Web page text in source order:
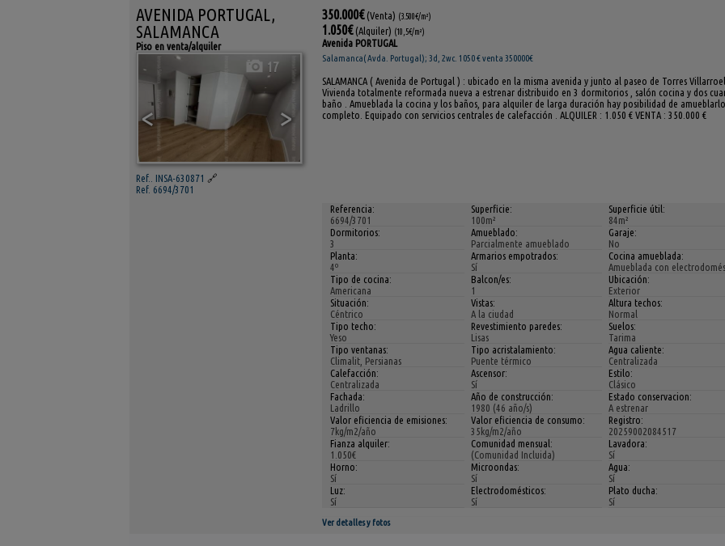
AVENIDA PORTUGAL,
SALAMANCA
Piso en venta/alquiler
< >
17
Ref.. INSA-630871 🔗
Ref. 6694/3701
350.000€ (Venta) (3.500€/m²)
1.050€ (Alquiler) (10,5€/m²)
Avenida PORTUGAL
Salamanca( Avda. Portugal); 3d, 2wc. 1050 € venta 350000€
SALAMANCA ( Avenida de Portugal ) : ubicado en la misma avenida y junto al paseo de Torres
Vivienda totalmente reformada nueva a estrenar distribuido en 3 dormitorios , salón cocina y dos
baño . Amueblada la cocina y los baños, para alquiler de larga duración hay posibilidad de amueblarlo
completo. Equipado con servicios centrales de calefacción . ALQUILER : 1.050 € VENTA : 350.000 €
Referencia:
6694/3701
Superficie:
100m²
Superficie útil:
84m²
Dormitorios:
3
Amueblado:
Parcialmente amueblado
Garaje:
No
Planta:
4º
Armarios empotrados:
Sí
Cocina amueblada:
Amueblada con
Tipo de cocina:
Americana
Balcon/es:
1
Ubicación:
Exterior
Situación:
Céntrico
Vistas:
A la ciudad
Altura techos:
Normal
Tipo techo:
Yeso
Revestimiento paredes:
Lisas
Suelos:
Tarima
Tipo ventanas:
Climalit, Persianas
Tipo acristalamiento:
Puente térmico
Agua caliente:
Centralizada
Calefacción:
Centralizada
Ascensor:
Sí
Estilo:
Clásico
Fachada:
Ladrillo
Año de construcción:
1980 (46 año/s)
Estado conservacion:
A estrenar
Valor eficiencia de emisiones:
7kg/m2/año
Valor eficiencia de consumo:
35kg/m2/año
Registro:
20259002084517
Fianza alquiler:
1.050€
Comunidad mensual:
(Comunidad Incluida)
Lavadora:
Sí
Horno:
Sí
Microondas:
Sí
Agua:
Sí
Luz:
Sí
Electrodomésticos:
Sí
Plato ducha:
Sí
Ver detalles y fotos